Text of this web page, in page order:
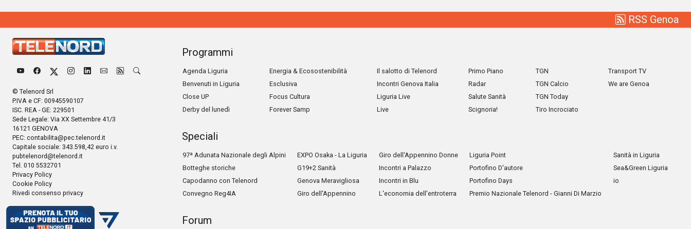
RSS Genoa
© Telenord Srl
P.IVA e CF: 00945590107
ISC. REA - GE: 229501
Sede Legale: Via XX Settembre 41/3
16121 GENOVA
PEC: contabilita@pec.telenord.it
Capitale sociale: 343.598,42 euro i.v.
pubtelenord@telenord.it
Tel. 010 5532701
Privacy Policy
Cookie Policy
Rivedi consenso privacy
Programmi
Agenda Liguria
Benvenuti in Liguria
Close UP
Derby del lunedì
Energia & Ecosostenibilità
Esclusiva
Focus Cultura
Forever Samp
Il salotto di Telenord
Incontri Genova Italia
Liguria Live
Live
Primo Piano
Radar
Salute Sanità
Scignoria!
TGN
TGN Calcio
TGN Today
Tiro Incrociato
Transport TV
We are Genoa
Speciali
97ª Adunata Nazionale degli Alpini
Botteghe storiche
Capodanno con Telenord
Convegno Reg4IA
EXPO Osaka - La Liguria
G19+2 Sanità
Genova Meravigliosa
Giro dell'Appennino
Giro dell'Appennino Donne
Incontri a Palazzo
Incontri in Blu
L'economia dell'entroterra
Liguria Point
Portofino D'autore
Portofino Days
Premio Nazionale Telenord - Gianni Di Marzio
Sanità in Liguria
Sea&Green Liguria
io
Forum